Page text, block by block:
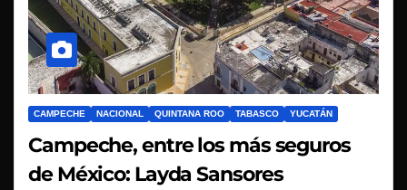
CAMPECHE NACIONAL QUINTANA ROO TABASCO YUCATÁN
Campeche, entre los más seguros
de México: Layda Sansores